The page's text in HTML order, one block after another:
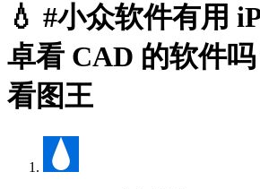
💧 #小众软件有用
卓看 CAD 的软件
看图王